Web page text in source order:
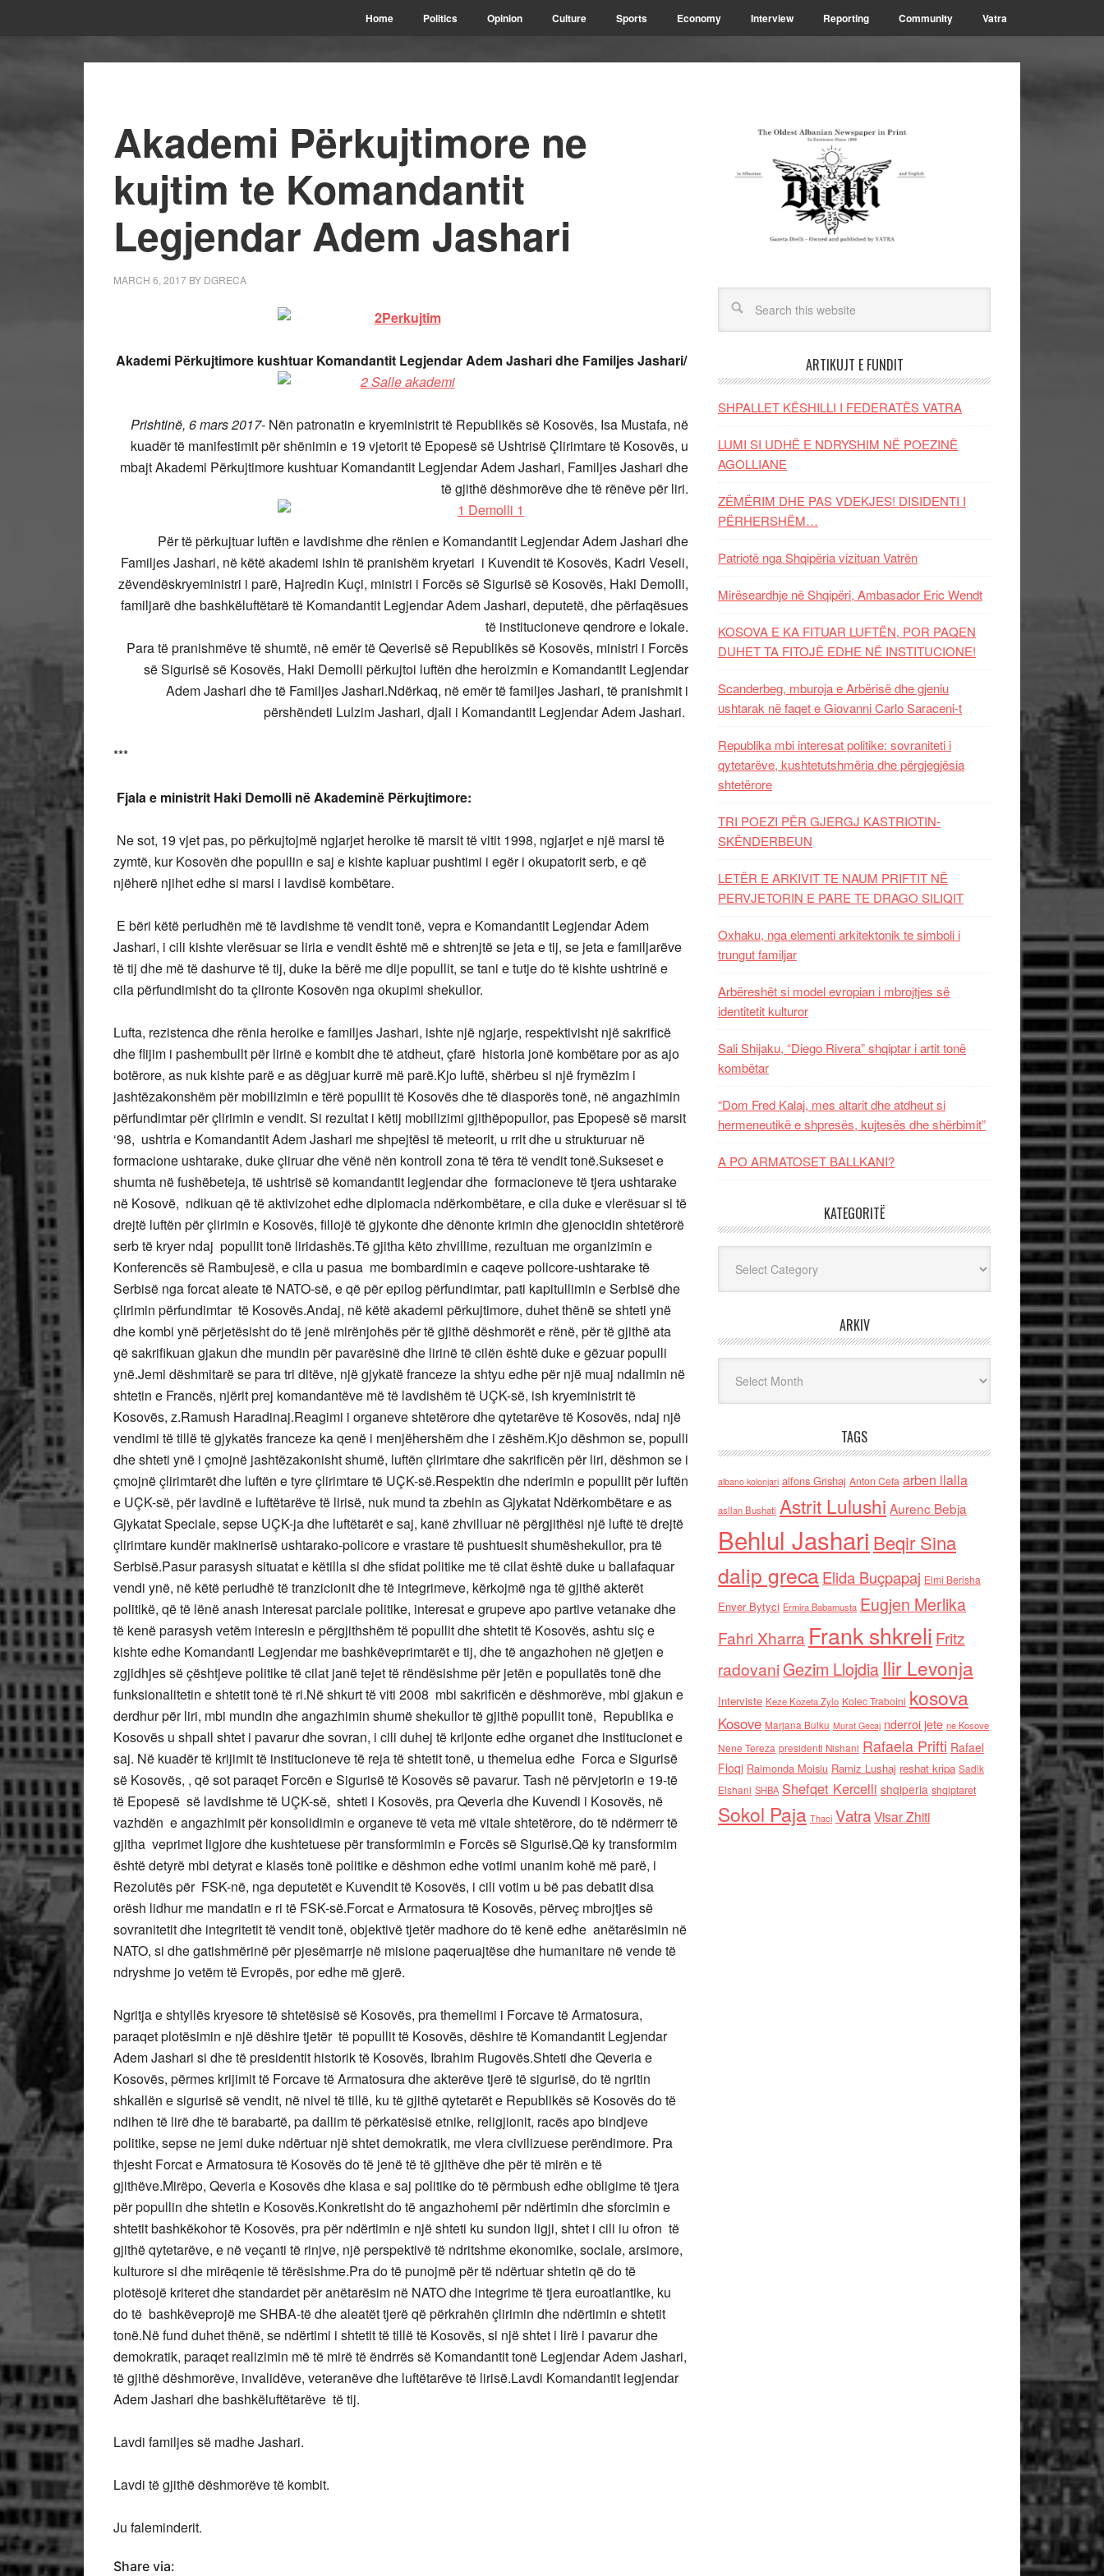
Home Politics Opinion Culture Sports Economy Interview Reporting Community Vatra
Akademi Përkujtimore ne
kujtim te Komandantit
Legjendar Adem Jashari
MARCH 6, 2017 BY DGRECA
Akademi Përkujtimore kushtuar Komandantit Legjendar Adem Jashari dhe Familjes Jashari/
Prishtinë, 6 mars 2017- Nën patronatin e kryeministrit të Republikës së Kosovës, Isa Mustafa, në
kuadër të manifestimit për shënimin e 19 vjetorit të Epopesë së Ushtrisë Çlirimtare të Kosovës, u
mbajt Akademi Përkujtimore kushtuar Komandantit Legjendar Adem Jashari, Familjes Jashari dhe
të gjithë dëshmorëve dhe të rënëve për liri.
Për të përkujtuar luftën e lavdishme dhe rënien e Komandantit Legjendar Adem Jashari dhe
Familjes Jashari, në këtë akademi ishin të pranishëm kryetari i Kuvendit të Kosovës, Kadri Veseli,
zëvendëskryeministri i parë, Hajredin Kuçi, ministri i Forcës së Sigurisë së Kosovës, Haki Demolli,
familjarë dhe bashkëluftëtarë të Komandantit Legjendar Adem Jashari, deputetë, dhe përfaqësues
të institucioneve qendrore e lokale.
Para të pranishmëve të shumtë, në emër të Qeverisë së Republikës së Kosovës, ministri i Forcës
së Sigurisë së Kosovës, Haki Demolli përkujtoi luftën dhe heroizmin e Komandantit Legjendar
Adem Jashari dhe të Familjes Jashari.Ndërkaq, në emër të familjes Jashari, të pranishmit i
përshëndeti Lulzim Jashari, djali i Komandantit Legjendar Adem Jashari.
***
Fjala e ministrit Haki Demolli në Akademinë Përkujtimore:
Ne sot, 19 vjet pas, po përkujtojmë ngjarjet heroike të marsit të vitit 1998, ngjarjet e një marsi të
zymtë, kur Kosovën dhe popullin e saj e kishte kapluar pushtimi i egër i okupatorit serb, e që
njëherë njihet edhe si marsi i lavdisë kombëtare.
E bëri këtë periudhën më të lavdishme të vendit tonë, vepra e Komandantit Legjendar Adem
Jashari, i cili kishte vlerësuar se liria e vendit është më e shtrenjtë se jeta e tij, se jeta e familjarëve
të tij dhe më të dashurve të tij, duke ia bërë me dije popullit, se tani e tutje do të kishte ushtrinë e
cila përfundimisht do ta çlironte Kosovën nga okupimi shekullor.
Lufta, rezistenca dhe rënia heroike e familjes Jashari, ishte një ngjarje, respektivisht një sakrificë
dhe flijim i pashembullt për lirinë e kombit dhe të atdheut, çfarë historia jonë kombëtare por as ajo
botërore, as nuk kishte parë e as dëgjuar kurrë më parë.Kjo luftë, shërbeu si një frymëzim i
jashtëzakonshëm për mobilizimin e tërë popullit të Kosovës dhe të diasporës tonë, në angazhimin
përfundimtar për çlirimin e vendit. Si rezultat i këtij mobilizimi gjithëpopullor, pas Epopesë së marsit
‘98, ushtria e Komandantit Adem Jashari me shpejtësi të meteorit, u rrit dhe u strukturuar në
formacione ushtarake, duke çliruar dhe vënë nën kontroll zona të tëra të vendit tonë.Sukseset e
shumta në fushëbeteja, të ushtrisë së komandantit legjendar dhe formacioneve të tjera ushtarake
në Kosovë, ndikuan që të aktivizohet edhe diplomacia ndërkombëtare, e cila duke e vlerësuar si të
drejtë luftën për çlirimin e Kosovës, fillojë të gjykonte dhe dënonte krimin dhe gjenocidin shtetërorë
serb të kryer ndaj popullit tonë liridashës.Të gjitha këto zhvillime, rezultuan me organizimin e
Konferencës së Rambujesë, e cila u pasua me bombardimin e caqeve policore-ushtarake të
Serbisë nga forcat aleate të NATO-së, e që për epilog përfundimtar, pati kapitullimin e Serbisë dhe
çlirimin përfundimtar të Kosovës.Andaj, në këtë akademi përkujtimore, duhet thënë se shteti ynë
dhe kombi ynë përjetësisht do të jenë mirënjohës për të gjithë dëshmorët e rënë, për të gjithë ata
që sakrifikuan gjakun dhe mundin për pavarësinë dhe lirinë të cilën është duke e gëzuar populli
ynë.Jemi dëshmitarë se para tri ditëve, një gjykatë franceze ia shtyu edhe për një muaj ndalimin në
shtetin e Francës, njërit prej komandantëve më të lavdishëm të UÇK-së, ish kryeministrit të
Kosovës, z.Ramush Haradinaj.Reagimi i organeve shtetërore dhe qytetarëve të Kosovës, ndaj një
vendimi të tillë të gjykatës franceze ka qenë i menjëhershëm dhe i zëshëm.Kjo dëshmon se, populli
dhe shteti ynë i çmojnë jashtëzakonisht shumë, luftën çlirimtare dhe sakrificën për liri, dëshmon se i
çmojnë çlirimtarët dhe luftën e tyre çlirimtare të UÇK-së.Respektin dhe nderimin e popullit për luftën
e UÇK-së, për lavdinë e luftëtarëve të lirisë, nuk mund ta zbehin as Gjykatat Ndërkombëtare e as
Gjykatat Speciale, sepse UÇK-ja dhe luftëtarët e saj, kanë zhvilluar në përgjithësi një luftë të drejtë
çlirimtare kundër makinerisë ushtarako-policore e vrastare të pushtuesit shumëshekullor, pra të
Serbisë.Pasur parasysh situatat e këtilla si dhe sfidat politike me të cilat është duke u ballafaquar
vendi ynë, në këtë periudhë të tranzicionit dhe të integrimeve, kërkojmë nga të gjithë akterët
politikë, që të lënë anash interesat parciale politike, interesat e grupeve apo partive vetanake dhe
të kenë parasysh vetëm interesin e përgjithshëm të popullit dhe shtetit të Kosovës, ashtu siç e
kishte edhe Komandanti Legjendar me bashkëveprimtarët e tij, dhe të angazhohen në gjetjen e
zgjidhjes së çështjeve politike të cilat janë tejet të rëndësishme për jetën e popullatës tonë dhe
funksionalitetin e shtetit tonë të ri.Në shkurt të viti 2008 mbi sakrificën e dëshmorëve, mbi gjakun e
derdhur për liri, mbi mundin dhe angazhimin shumë shekullor të gjithë popullit tonë, Republika e
Kosovës u shpall shtet i pavarur dhe sovran, i cili duhej të krijonte edhe organet dhe institucionet e
saj. Në kuadër të krijimit të institucioneve të reja të shtetit tonë, u themelua edhe Forca e Sigurisë
së Kosovës, , që sot paraqet Forcën e Sigurisë të Kosovës së pavarur. Tash në përvjetorin e 19-të
të Epopesë së lavdishme të UÇK-së, shteti i Kosovës, pra Qeveria dhe Kuvendi i Kosovës, në
vazhdën e angazhimit për konsolidimin e organeve të veta më vitale shtetërore, do të ndërmerr të
gjitha veprimet ligjore dhe kushtetuese për transformimin e Forcës së Sigurisë.Që ky transformim
është detyrë mbi detyrat e klasës tonë politike e dëshmon edhe votimi unanim kohë më parë, i
Rezolutës për FSK-në, nga deputetët e Kuvendit të Kosovës, i cili votim u bë pas debatit disa
orësh lidhur me mandatin e ri të FSK-së.Forcat e Armatosura të Kosovës, përveç mbrojtjes së
sovranitetit dhe integritetit të vendit tonë, objektivë tjetër madhore do të kenë edhe anëtarësimin në
NATO, si dhe gatishmërinë për pjesëmarrje në misione paqeruajtëse dhe humanitare në vende të
ndryshme jo vetëm të Evropës, por edhe më gjerë.
Ngritja e shtyllës kryesore të shtetësisë së Kosovës, pra themelimi i Forcave të Armatosura,
paraqet plotësimin e një dëshire tjetër të popullit të Kosovës, dëshire të Komandantit Legjendar
Adem Jashari si dhe të presidentit historik të Kosovës, Ibrahim Rugovës.Shteti dhe Qeveria e
Kosovës, përmes krijimit të Forcave të Armatosura dhe akterëve tjerë të sigurisë, do të ngritin
shkallën e sigurisë së vendit, në nivel të tillë, ku të gjithë qytetarët e Republikës së Kosovës do të
ndihen të lirë dhe të barabartë, pa dallim të përkatësisë etnike, religjionit, racës apo bindjeve
politike, sepse ne jemi duke ndërtuar një shtet demokratik, me vlera civilizuese perëndimore. Pra
thjesht Forcat e Armatosura të Kosovës do të jenë të të gjithëve dhe për të mirën e të
gjithëve.Mirëpo, Qeveria e Kosovës dhe klasa e saj politike do të përmbush edhe obligime të tjera
për popullin dhe shtetin e Kosovës.Konkretisht do të angazhohemi për ndërtimin dhe sforcimin e
shtetit bashkëkohor të Kosovës, pra për ndërtimin e një shteti ku sundon ligji, shtet i cili iu ofron të
gjithë qytetarëve, e në veçanti të rinjve, një perspektivë të ndritshme ekonomike, sociale, arsimore,
kulturore si dhe mirëqenie të tërësishme.Pra do të punojmë për të ndërtuar shtetin që do të
plotësojë kriteret dhe standardet për anëtarësim në NATO dhe integrime të tjera euroatlantike, ku
do të bashkëveprojë me SHBA-të dhe aleatët tjerë që përkrahën çlirimin dhe ndërtimin e shtetit
tonë.Në fund duhet thënë, se ndërtimi i shtetit të tillë të Kosovës, si një shtet i lirë i pavarur dhe
demokratik, paraqet realizimin më të mirë të ëndrrës së Komandantit tonë Legjendar Adem Jashari,
të gjithë dëshmorëve, invalidëve, veteranëve dhe luftëtarëve të lirisë.Lavdi Komandantit legjendar
Adem Jashari dhe bashkëluftëtarëve të tij.
Lavdi familjes së madhe Jashari.
Lavdi të gjithë dëshmorëve të kombit.
Ju faleminderit.
Share via:
ARTIKUJT E FUNDIT
SHPALLET KËSHILLI I FEDERATËS VATRA
LUMI SI UDHË E NDRYSHIM NË POEZINË
AGOLLIANE
ZËMËRIM DHE PAS VDEKJES! DISIDENTI I
PËRHERSHËM…
Patriotë nga Shqipëria vizituan Vatrën
Mirëseardhje në Shqipëri, Ambasador Eric Wendt
KOSOVA E KA FITUAR LUFTËN, POR PAQEN
DUHET TA FITOJË EDHE NË INSTITUCIONE!
Scanderbeg, mburoja e Arbërisë dhe gjeniu
ushtarak në faqet e Giovanni Carlo Saraceni-t
Republika mbi interesat politike: sovraniteti i
qytetarëve, kushtetutshmëria dhe përgjegjësia
shtetërore
TRI POEZI PËR GJERGJ KASTRIOTIN-
SKËNDERBEUN
LETËR E ARKIVIT TE NAUM PRIFTIT NË
PERVJETORIN E PARE TE DRAGO SILIQIT
Oxhaku, nga elementi arkitektonik te simboli i
trungut familjar
Arbëreshët si model evropian i mbrojtjes së
identitetit kulturor
Sali Shijaku, “Diego Rivera” shqiptar i artit tonë
kombëtar
“Dom Fred Kalaj, mes altarit dhe atdheut si
hermeneutikë e shpresës, kujtesës dhe shërbimit”
A PO ARMATOSET BALLKANI?
KATEGORITË
ARKIV
TAGS
albano kolonjari alfons Grishaj Anton Cefa arben llalla
asllan Bushati Astrit Lulushi Aurenc Bebja
Behlul Jashari Beqir Sina
dalip grecaElida Buçpapaj Elmi Berisha
Enver Bytyci Ermira Babamusta Eugjen Merlika
Fahri Xharra Frank shkreli Fritz
radovaniGezim Llojdia Ilir Levonja
Interviste Keze Kozeta Zylo Kolec Traboini kosova
Kosove Marjana Bulku Murat Gecaj nderroi jete ne Kosove
Nene Tereza presidenti Nishani Rafaela Prifti Rafael
Floqi Raimonda Moisiu Ramiz Lushaj reshat kripa Sadik
Elshani SHBA Shefqet Kercelli shqiperia shqiptaret
Sokol Paja Thaci VatraVisar Zhiti